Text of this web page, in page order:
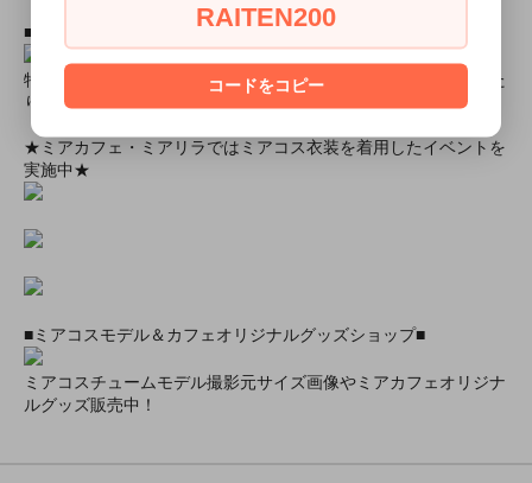
■とにかく安くて高品質な商品が欲しい！という方■
特別割引商品を掲載しています！最大８０％引きの商品もあった
りします！
★ミアカフェ・ミアリラではミアコス衣装を着用したイベントを
実施中★
■ミアコスモデル＆カフェオリジナルグッズショップ■
ミアコスチュームモデル撮影元サイズ画像やミアカフェオリジナ
ルグッズ販売中！
RAITEN200
コードをコピー